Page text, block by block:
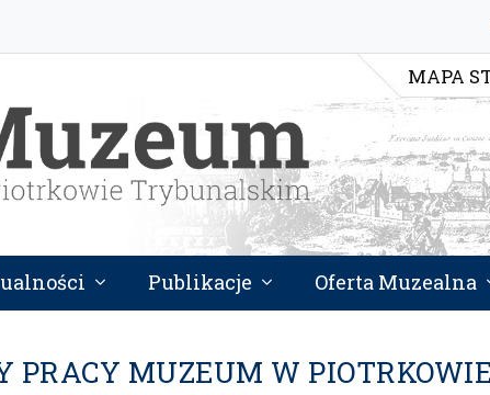
MAPA
Publikacje Oferta Muzealna
PRACY MUZEUM W PIOTRKOWIE